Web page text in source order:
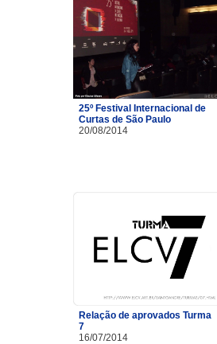
25º Festival Internacional de
Curtas de São Paulo
20/08/2014
Relação de aprovados Turma
7
16/07/2014